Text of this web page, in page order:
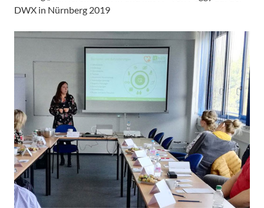
DWX in Nürnberg 2019